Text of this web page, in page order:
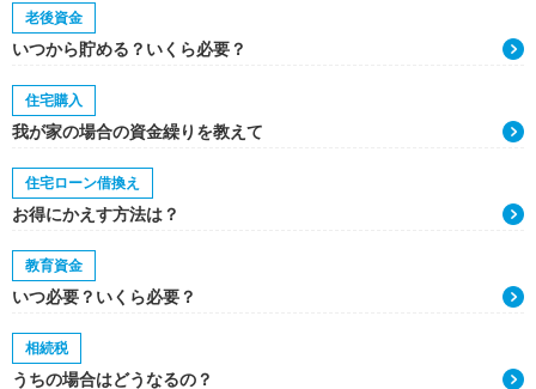
老後資金
いつから貯める？いくら必要？
住宅購入
我が家の場合の資金繰りを教えて
住宅ローン借換え
お得にかえす方法は？
教育資金
いつ必要？いくら必要？
相続税
うちの場合はどうなるの？